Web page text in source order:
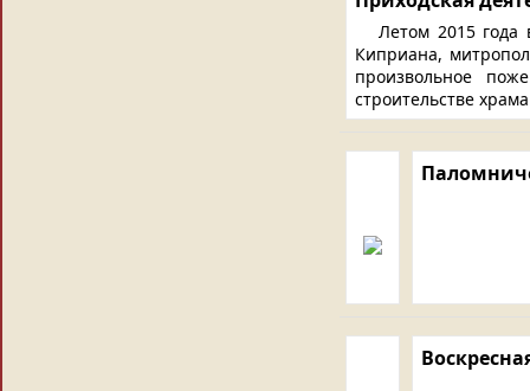
Летом 2015 года
Киприана,
произвольное
строительстве